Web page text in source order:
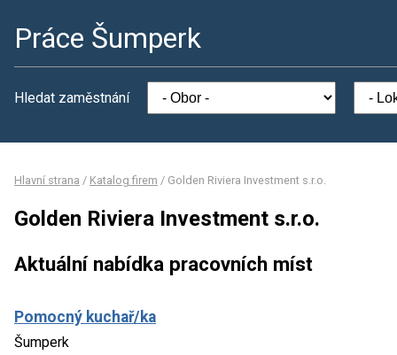
Práce Šumperk
Hledat zaměstnání
Hlavní strana / Katalog firem / Golden Riviera Investment s.r.o.
Golden Riviera Investment s.r.o.
Aktuální nabídka pracovních míst
Pomocný kuchař/ka
Šumperk